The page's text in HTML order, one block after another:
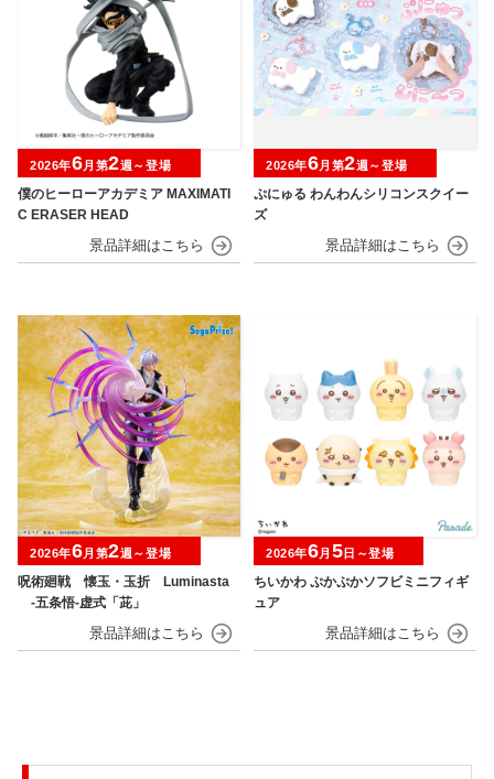
僕のヒーローアカデミア MAXIMATI
C ERASER HEAD
2026年6月第2週～登場
ぷにゅる わんわんシリコンスクイー
ズ
2026年6月第2週～登場
呪術廻戦 懐玉・玉折 Luminasta
‐五条悟‐虚式「茈」
2026年6月第2週～登場
ちいかわ ぷかぷかソフビミニフィギ
ュア
2026年6月 5日～登場